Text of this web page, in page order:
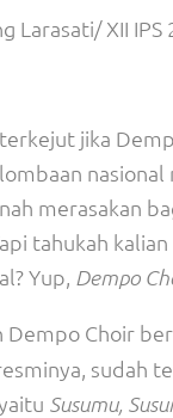
Larasati/ XII IPS
jika
merasakan
tahukah
Yup, Dempo
Dempo Choir
sudah
Susumu,